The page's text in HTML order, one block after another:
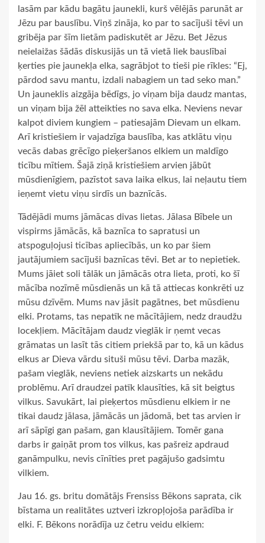
lasām par kādu bagātu jaunekli, kurš vēlējās parunāt ar
Jēzu par bauslību. Viņš zināja, ko par to sacījuši tēvi un
gribēja par šīm lietām padiskutēt ar Jēzu. Bet Jēzus
neielaižas šādās diskusijās un tā vietā liek bauslībai
ķerties pie jaunekļa elka, sagrābjot to tieši pie rīkles: “Ej,
pārdod savu mantu, izdali nabagiem un tad seko man.”
Un jauneklis aizgāja bēdīgs, jo viņam bija daudz mantas,
un viņam bija žēl atteikties no sava elka. Neviens nevar
kalpot diviem kungiem – patiesajām Dievam un elkam.
Arī kristiešiem ir vajadzīga bauslība, kas atklātu viņu
vecās dabas grēcīgo pieķeršanos elkiem un maldīgo
ticību mītiem. Šajā ziņā kristiešiem arvien jābūt
mūsdienīgiem, pazīstot sava laika elkus, lai neļautu tiem
ieņemt vietu viņu sirdīs un baznīcās.
Tādējādi mums jāmācas divas lietas. Jālasa Bībele un
vispirms jāmācās, kā baznīca to sapratusi un
atspoguļojusi ticības apliecībās, un ko par šiem
jautājumiem sacījuši baznīcas tēvi. Bet ar to nepietiek.
Mums jāiet soli tālāk un jāmācās otra lieta, proti, ko šī
mācība nozīmē mūsdienās un kā tā attiecas konkrēti uz
mūsu dzīvēm. Mums nav jāsit pagātnes, bet mūsdienu
elki. Protams, tas nepatīk ne mācītājiem, nedz draudžu
locekļiem. Mācītājam daudz vieglāk ir ņemt vecas
grāmatas un lasīt tās citiem priekšā par to, kā un kādus
elkus ar Dieva vārdu situši mūsu tēvi. Darba mazāk,
pašam vieglāk, neviens netiek aizskarts un nekādu
problēmu. Arī draudzei patīk klausīties, kā sit beigtus
vilkus. Savukārt, lai pieķertos mūsdienu elkiem ir ne
tikai daudz jālasa, jāmācās un jādomā, bet tas arvien ir
arī sāpīgi gan pašam, gan klausītājiem. Tomēr gana
darbs ir gaiņāt prom tos vilkus, kas pašreiz apdraud
ganāmpulku, nevis cīnīties pret pagājušo gadsimtu
vilkiem.
Jau 16. gs. britu domātājs Frensiss Bēkons saprata, cik
bīstama un realitātes uztveri izkropļojoša parādība ir
elki. F. Bēkons norādīja uz četru veidu elkiem: